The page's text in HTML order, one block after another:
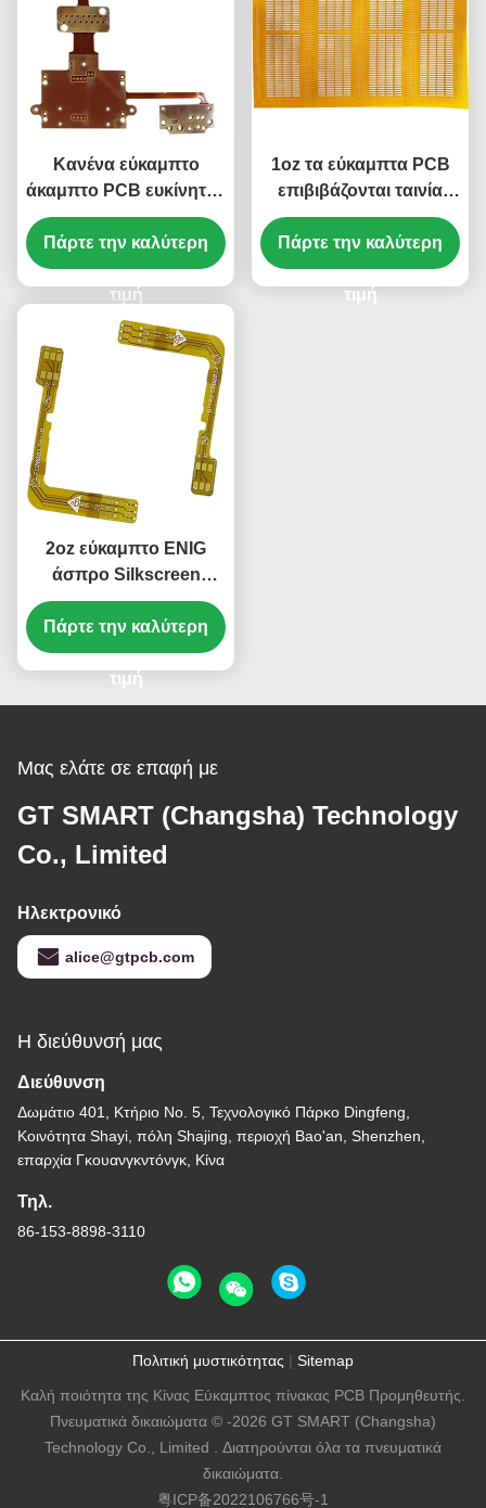
Κανένα εύκαμπτο
άκαμπτο PCB ευκίνητος
πίνακας ENIG
Silkscreen PCB 1
στρώματος
Πάρτε την καλύτερη
τιμή
1oz τα εύκαμπτα PCB
επιβιβάζονται ταινία
κάλυψης 0.1mm στην
κίτρινη ευκίνητο PCB 1
στρώματος
Πάρτε την καλύτερη
τιμή
2oz εύκαμπτο ENIG
άσπρο Silkscreen
πινάκων PCB PCB
ευκίνητο PCB 1
στρώματος
Πάρτε την καλύτερη
τιμή
Μας ελάτε σε επαφή με
GT SMART (Changsha) Technology
Co., Limited
Ηλεκτρονικό
alice@gtpcb.com
Η διεύθυνσή μας
Διεύθυνση
Δωμάτιο 401, Κτήριο Νο. 5, Τεχνολογικό Πάρκο Dingfeng,
Κοινότητα Shayi, πόλη Shajing, περιοχή Bao'an, Shenzhen,
επαρχία Γκουανγκντόνγκ, Κίνα
Τηλ.
86-153-8898-3110
Πολιτική μυστικότητας | Sitemap
Καλή ποιότητα της Κίνας Εύκαμπτος πίνακας PCB Προμηθευτής.
Πνευματικά δικαιώματα © -2026 GT SMART (Changsha)
Technology Co., Limited . Διατηρούνται όλα τα πνευματικά
δικαιώματα.
粤ICP备2022106766号-1